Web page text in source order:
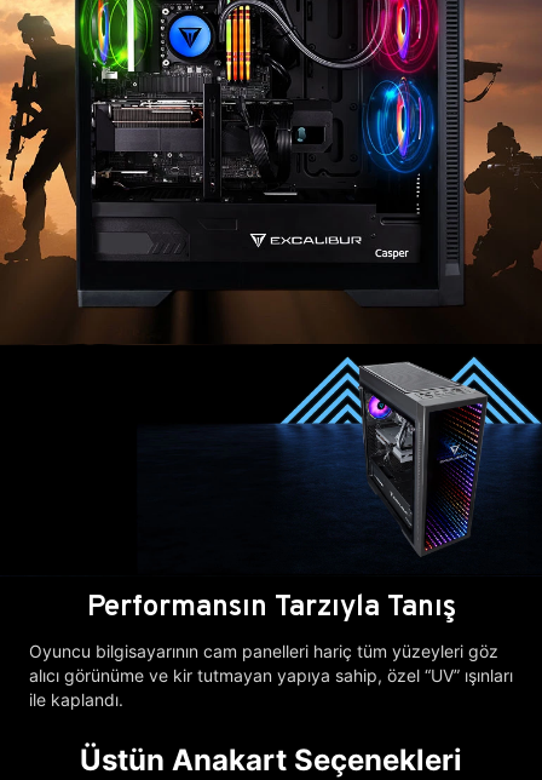
Performansın Tarzıyla Tanış
Oyuncu bilgisayarının cam panelleri hariç tüm yüzeyleri göz
alıcı görünüme ve kir tutmayan yapıya sahip, özel “UV” ışınları
ile kaplandı.
Üstün Anakart Seçenekleri